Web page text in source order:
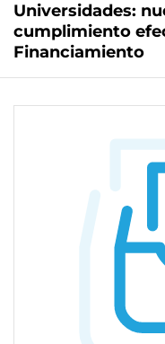
Universidades:
cumplimiento
Financiamiento